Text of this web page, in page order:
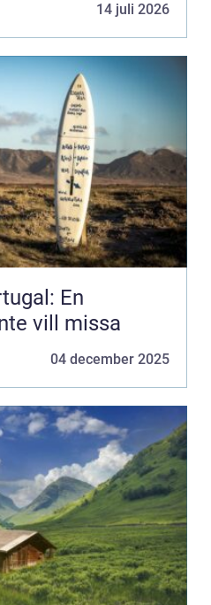
14 juli 2026
En
vill missa
04 december 2025